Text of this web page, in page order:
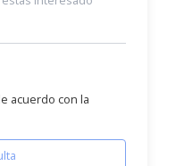
acuerdo con la